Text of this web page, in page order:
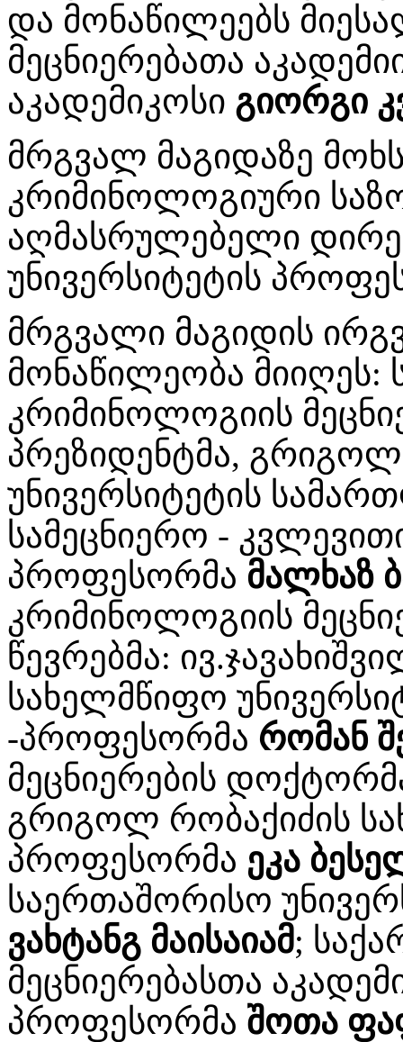
და მონაწილეებს
მეცნიერებათა
აკადემიკოსი გიორგი
მრგვალ მაგიდაზე
კრიმინოლოგიური
აღმასრულებელი
უნივერსიტეტის
მრგვალი მაგიდის
მონაწილეობა
კრიმინოლოგიის
პრეზიდენტმა,
უნივერსიტეტის
სამეცნიერო -
პროფესორმა მალხაზ
კრიმინოლოგიის
წევრებმა:
სახელმწიფო
-პროფესორმა რომან
მეცნიერების
გრიგოლ რობაქიძის
პროფესორმა ეკა
საერთაშორისო
ვახტანგ მაისაიამ;
მეცნიერებასთა
პროფესორმა შოთა